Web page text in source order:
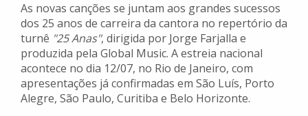
As novas canções se juntam aos grandes sucessos
dos 25 anos de carreira da cantora no repertório da
turnê "25 Anas", dirigida por Jorge Farjalla e
produzida pela Global Music. A estreia nacional
acontece no dia 12/07, no Rio de Janeiro, com
apresentações já confirmadas em São Luís, Porto
Alegre, São Paulo, Curitiba e Belo Horizonte.